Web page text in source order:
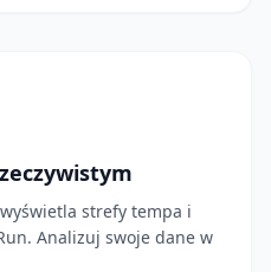
strefy tempa i
Analizuj swoje dane w